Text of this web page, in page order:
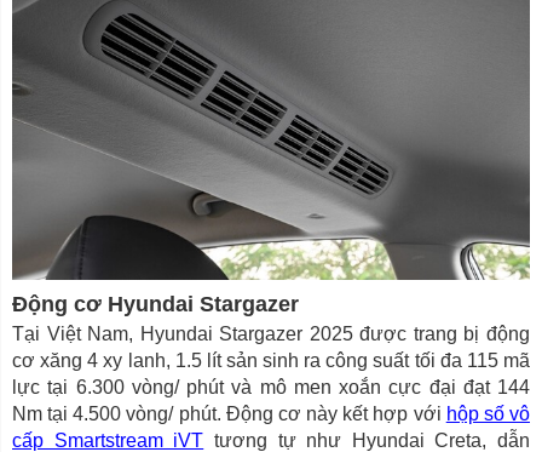
Động cơ Hyundai Stargazer
Tại Việt Nam, Hyundai Stargazer 2025 được trang bị động
cơ xăng 4 xy lanh, 1.5 lít sản sinh ra công suất tối đa 115 mã
lực tại 6.300 vòng/ phút và mô men xoắn cực đại đạt 144
Nm tại 4.500 vòng/ phút. Động cơ này kết hợp với hộp số vô
cấp Smartstream iVT tương tự như Hyundai Creta, dẫn